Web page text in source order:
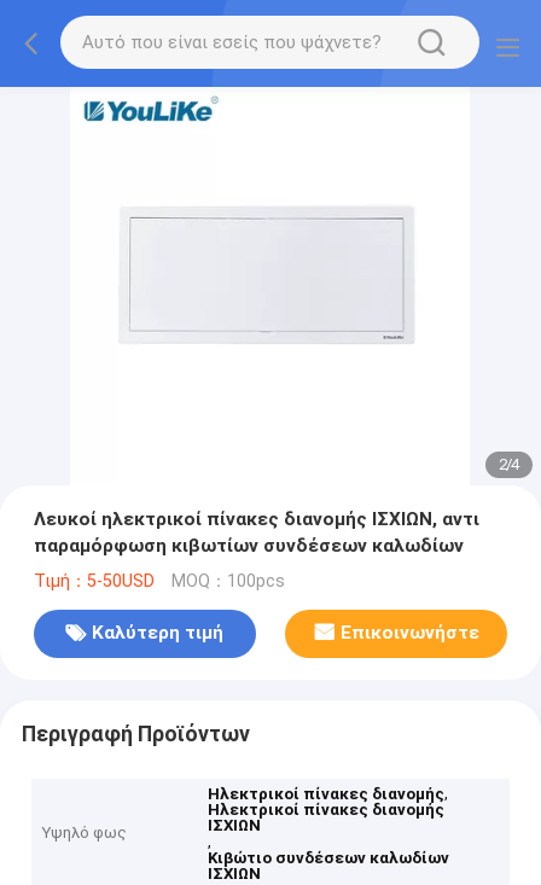
2/4
Λευκοί ηλεκτρικοί πίνακες διανομής ΙΣΧΙΩΝ, αντι
παραμόρφωση κιβωτίων συνδέσεων καλωδίων
Τιμή：5-50USD MOQ：100pcs
Καλύτερη τιμή Επικοινωνήστε
Περιγραφή Προϊόντων
Υψηλό φως
Ηλεκτρικοί πίνακες διανομής,
Ηλεκτρικοί πίνακες διανομής
ΙΣΧΙΩΝ
,
Κιβώτιο συνδέσεων καλωδίων
ΙΣΧΙΩΝ